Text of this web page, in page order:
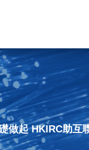
做起 HKIRC助互